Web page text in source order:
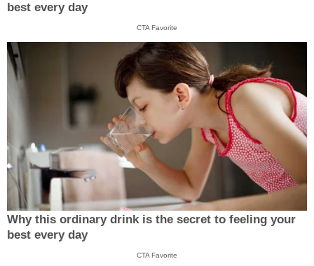
best every day
CTA Favorite
Why this ordinary drink is the secret to feeling your
best every day
CTA Favorite